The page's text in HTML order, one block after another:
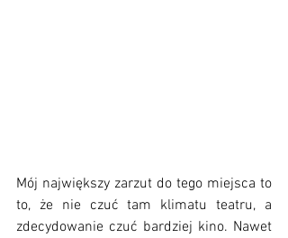
Mój największy zarzut do tego miejsca to
to, że nie czuć tam klimatu teatru, a
zdecydowanie czuć bardziej kino. Nawet